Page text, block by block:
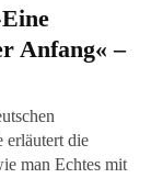
Anfang« –
erläutert die
man Echtes mit